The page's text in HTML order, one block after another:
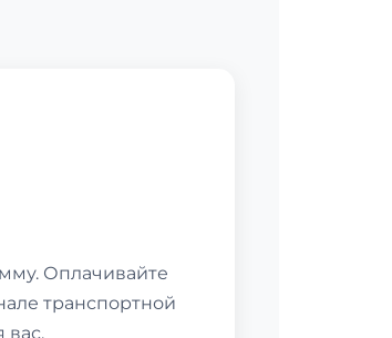
Оплачивайте
транспортной
вас.